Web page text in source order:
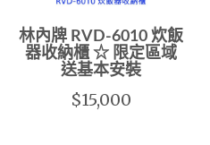
林內牌 RVD-6010 炊飯
器收納櫃 ☆ 限定區域
送基本安裝
$15,000